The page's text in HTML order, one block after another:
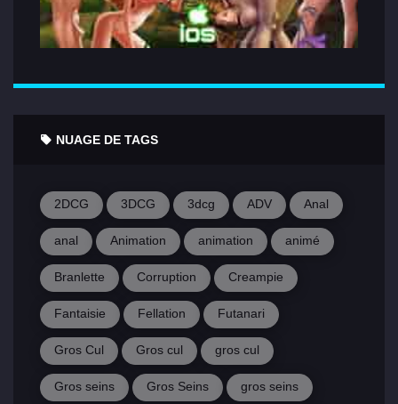
NUAGE DE TAGS
2DCG 3DCG 3dcg ADV Anal
anal Animation animation animé
Branlette Corruption Creampie
Fantaisie Fellation Futanari
Gros Cul Gros cul gros cul
Gros seins Gros Seins gros seins